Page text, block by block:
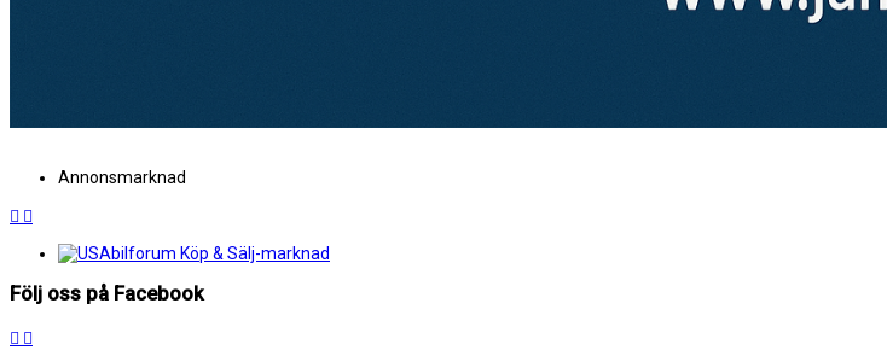
Annonsmarknad
Följ oss på Facebook